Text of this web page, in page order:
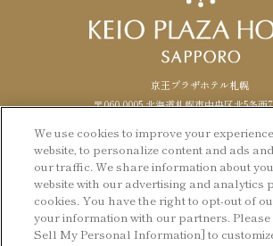
京王プラザホテル札幌
〒060-0005 北海道札幌市中央区北5条西
Facebook Instagram
© KEIO PLAZA HOTEL
We use cookies to improve your
website, to personalize content and ads
our traffic. We share information about
website with our advertising and analytics
cookies. You have the right to opt-out of
your information with our partners.
Sell My Personal Information] to